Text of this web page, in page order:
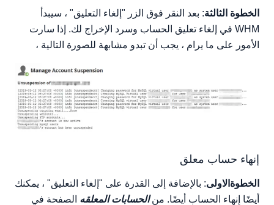
الخطوة الثالثة: بعد النقر فوق الزر "إلغاء التعليق" ، سيبدأ
WHM في إلغاء تعليق الحساب وسرد الإخراج لك. إذا سارت
الأمور على ما يرام ، يجب أن تبدو مشابهة للصورة التالية ،
إنهاء حساب معلق
الخطوةالاولى: بالإضافة إلى القدرة على "إلغاء التعليق" ، يمكنك
أيضًا إنهاء الحساب أيضًا. منالحسابات المعلقه الصفحة في